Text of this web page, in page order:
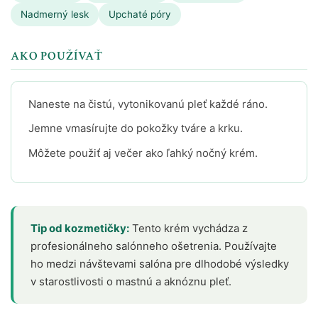
Nadmerný lesk Upchaté póry
AKO POUŽÍVAŤ
Naneste na čistú, vytonikovanú pleť každé ráno.
Jemne vmasírujte do pokožky tváre a krku.
Môžete použiť aj večer ako ľahký nočný krém.
Tip od kozmetičky: Tento krém vychádza z
profesionálneho salónneho ošetrenia. Používajte
ho medzi návštevami salóna pre dlhodobé výsledky
v starostlivosti o mastnú a aknóznu pleť.